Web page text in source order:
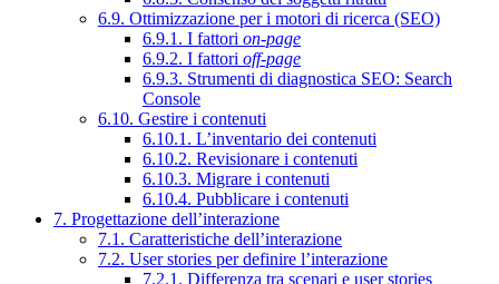
6.9. Ottimizzazione per i motori di ricerca (SEO)
6.9.1. I fattori on-page
6.9.2. I fattori off-page
6.9.3. Strumenti di diagnostica SEO: Search
Console
6.10. Gestire i contenuti
6.10.1. L’inventario dei contenuti
6.10.2. Revisionare i contenuti
6.10.3. Migrare i contenuti
6.10.4. Pubblicare i contenuti
7. Progettazione dell’interazione
7.1. Caratteristiche dell’interazione
7.2. User stories per definire l’interazione
7.2.1. Differenza tra scenari e user stories